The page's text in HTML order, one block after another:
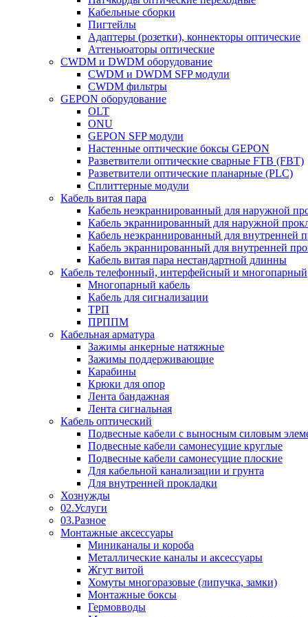
Кабельные сборки
Пигтейлы
Адаптеры (розетки), коннекторы оптические
Аттеньюаторы оптические
CWDM и DWDM оборудование
CWDM и DWDM SFP модули
CWDM фильтры
GEPON оборудование
OLT
ONU
GEPON SFP модули
Настенные оптические боксы GEPON
Разветвители оптические сварные FTB (FBT)
Разветвители оптические планарные (PLC)
Сплиттерные модули
Кабель витая пара
Кабель неэкраннированный для наружной
Кабель экраннированный для наружной
Кабель неэкраннированный для внутренней
Кабель экраннированный для внутренней
Кабель витая пара нестандартной длинны
Кабель телефонный, интерфейсный и многопарный
Многопарный кабель
Кабель для сигнализации
ТРП
ПРППМ
Кабельная арматура
Зажимы анкерные натяжные
Зажимы поддерживающие
Карабины
Крюки для опор
Лента бандажная
Лента сигнальная
Кабель оптический
Подвесные кабели с выносным силовым
Подвесные кабели самонесущие круглые
Подвесные кабели самонесущие плоские
Для кабельной канализации и грунта
Для внутренней прокладки
Хознужды
02.Услуги
03.Разное
Монтажные аксессуары
Миниканалы и короба
Металлические каналы и аксессуары
Жгут витой
Хомуты многоразовые (липучка, замки)
Монтажные боксы
Гермовводы